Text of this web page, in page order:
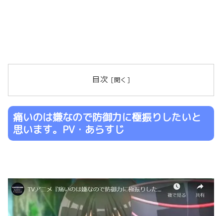
目次
痛いのは嫌なので防御力に極振りしたいと
思います。PV・あらすじ